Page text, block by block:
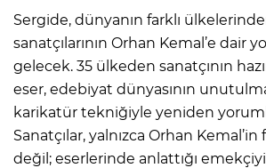
Sergide, dünyanın farklı
sanatçılarının Orhan Kemal’e dair
gelecek. 35 ülkeden sanatçının
eser, edebiyat dünyasının
karikatür tekniğiyle yeniden
Sanatçılar, yalnızca Orhan
değil; eserlerinde anlattığı